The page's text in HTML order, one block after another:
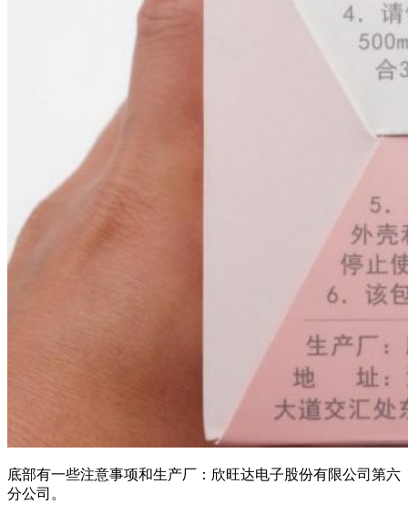
底部有一些注意事项和生产厂：欣旺达电子股份有限公司第六
分公司。